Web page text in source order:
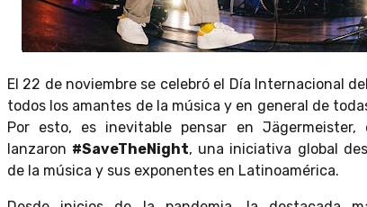
El 22 de noviembre se celebró el Día Internacional
todos los amantes de la música y en general de
Por esto, es inevitable pensar en Jägermeister,
lanzaron #SaveTheNight, una iniciativa global
de la música y sus exponentes en Latinoamérica.